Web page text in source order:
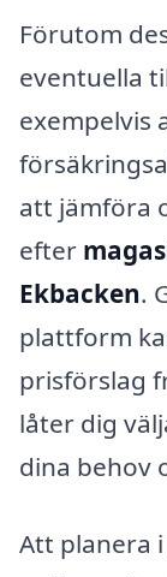
Förutom
eventuella
exempelvis
att jämföra
efter
Ekbacken.
plattform
prisförslag
låter dig
dina behov
Att planera